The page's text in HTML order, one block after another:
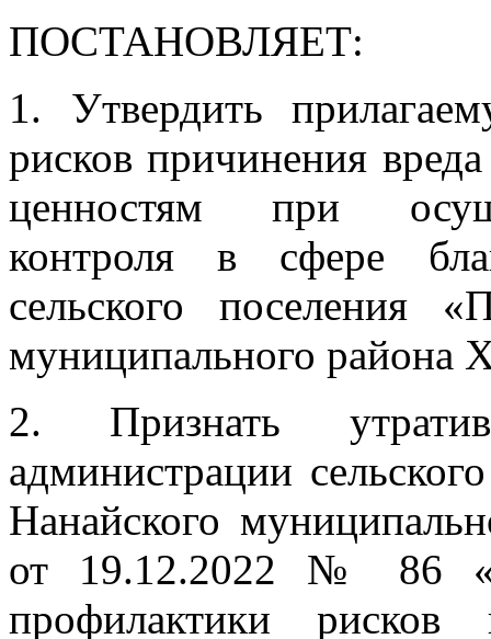
ПОСТАНОВЛЯЕТ:
1. Утвердить
рисков причинения
ценностям при
контроля в сфере
сельского поселения
муниципального района
2. Признать
администрации
Нанайского
от 19.12.2022 № 86
профилактики